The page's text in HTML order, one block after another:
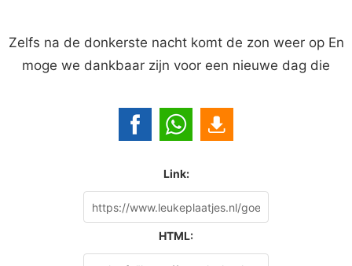
Zelfs na de donkerste nacht komt de zon weer op En
moge we dankbaar zijn voor een nieuwe dag die
Link:
HTML: